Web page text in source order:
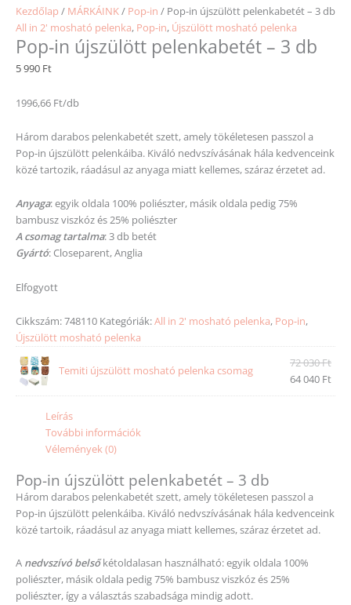
Kezdőlap / MÁRKÁINK/ Pop-in / Pop-in újszülött pelenkabetét – 3 db
All in 2' mosható pelenka, Pop-in, Újszülött mosható pelenka
Pop-in újszülött pelenkabetét – 3 db
5 990 Ft
1996,66 Ft/db
Három darabos pelenkabetét szett, amely tökéletesen passzol a
Pop-in újszülött pelenkáiba. Kiváló nedvszívásának hála kedvenceink
közé tartozik, ráadásul az anyaga miatt kellemes, száraz érzetet ad.
Anyaga: egyik oldala 100% poliészter, másik oldala pedig 75%
bambusz viszkóz és 25% poliészter
A csomag tartalma: 3 db betét
Gyártó: Closeparent, Anglia
Elfogyott
Cikkszám:748110 Kategóriák:All in 2' mosható pelenka, Pop-in,
Újszülött mosható pelenka
Temiti újszülött mosható pelenka csomag
72 030Ft
64 040 Ft
Leírás
További információk
Vélemények (0)
Pop-in újszülött pelenkabetét – 3 db
Három darabos pelenkabetét szett, amely tökéletesen passzol a
Pop-in újszülött pelenkáiba. Kiváló nedvszívásának hála kedvenceink
közé tartoik, ráadásul az anyaga miatt kellemes, száraz érzetet ad.
A nedvszívó belsőkétoldalasan használható: egyik oldala 100%
poliészter, másik oldala pedig 75% bambusz viszkóz és 25%
poliészter, így a választás szabadsága mindig adott.